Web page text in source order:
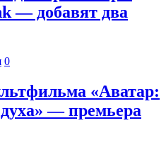
— добавят два
0
«Аватар:
— премьера